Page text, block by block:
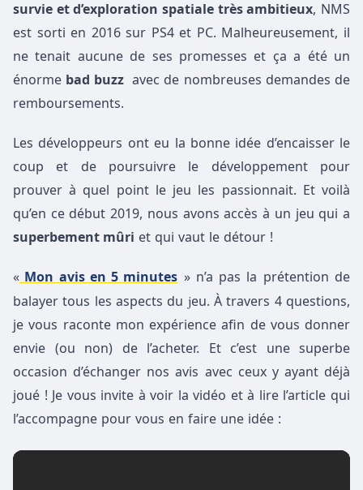
survie et d’exploration spatiale très ambitieux, NMS
est sorti en 2016 sur PS4 et PC. Malheureusement, il
ne tenait aucune de ses promesses et ça a été un
énorme bad buzzavec de nombreuses demandes de
remboursements.
Les développeurs ont eu la bonne idée d’encaisser le
coup et de poursuivre le développement pour
prouver à quel point le jeu les passionnait. Et voilà
qu’en ce début 2019, nous avons accès à un jeu qui a
superbement mûri et qui vaut le détour !
« Mon avis en 5 minutes » n’a pas la prétention de
balayer tous les aspects du jeu. À travers 4 questions,
je vous raconte mon expérience afin de vous donner
envie (ou non) de l’acheter. Et c’est une superbe
occasion d’échanger nos avis avec ceux y ayant déjà
joué ! Je vous invite à voir la vidéo et à lire l’article qui
l’accompagne pour vous en faire une idée :